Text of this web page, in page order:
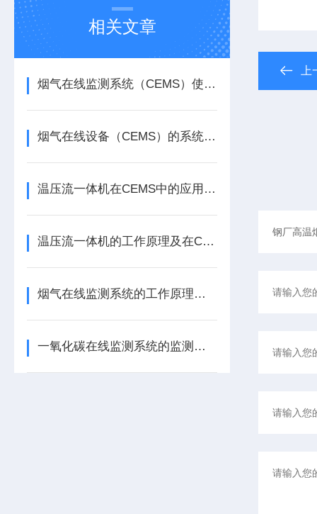
相关文章
烟气在线监测系统（CEMS）使用注意事项及常见问题处理
烟气在线设备（CEMS）的系统组成与应用领域
温压流一体机在CEMS中的应用原理与方法
温压流一体机的工作原理及在CEMS中的应用
烟气在线监测系统的工作原理及其应用领域详解
一氧化碳在线监测系统的监测原理（在精度、抗干扰能力、量程）有哪些差异？